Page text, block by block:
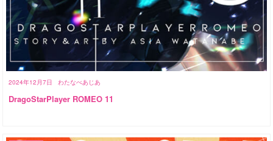
2024年12月7日 わたなべあじあ
DragoStarPlayer ROMEO 11